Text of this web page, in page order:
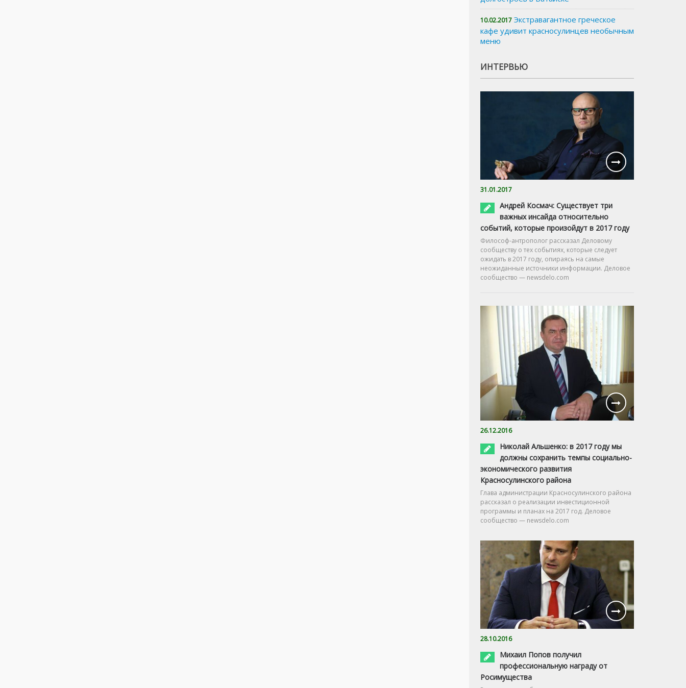
10.02.2017 Экстравагантное греческое
кафе удивит красносулинцев необычным
меню
ИНТЕРВЬЮ
31.01.2017
Андрей Космач: Существует три
важных инсайда относительно
событий, которые произойдут в 2017 году
Философ-антрополог рассказал Деловому
сообществу о тех событиях, которые следует
ожидать в 2017 году, опираясь на самые
неожиданные источники информации. Деловое
сообщество — newsdelo.com
26.12.2016
Николай Альшенко: в 2017 году мы
должны сохранить темпы социально-
экономического развития
Красносулинского района
Глава администрации Красносулинского района
рассказал о реализации инвестиционной
программы и планах на 2017 год. Деловое
сообщество — newsdelo.com
28.10.2016
Михаил Попов получил
профессиональную награду от
Росимущества